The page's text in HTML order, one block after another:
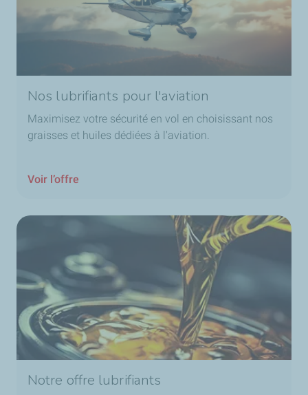
Nos lubrifiants pour l'aviation
Maximisez votre sécurité en vol en choisissant nos
graisses et huiles dédiées à l'aviation.
Voir l’offre
Notre offre lubrifiants